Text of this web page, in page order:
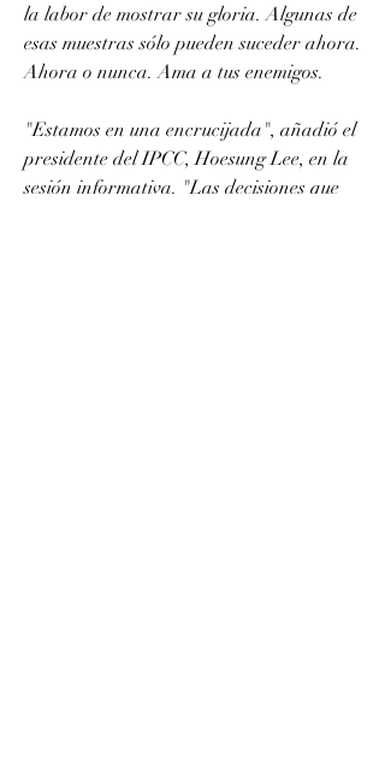
la labor de mostrar su gloria. Algunas de
esas muestras sólo pueden suceder ahora.
Ahora o nunca. Ama a tus enemigos.
"Estamos en una encrucijada", añadió el
presidente del IPCC, Hoesung Lee, en la
sesión informativa. "Las decisiones que